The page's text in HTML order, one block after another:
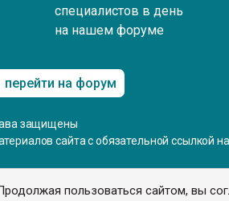
пользоваться сайтом, вы
специалистов в день
на нашем форуме
перейти на форум
защищены
сайта с обязательной ссылкой